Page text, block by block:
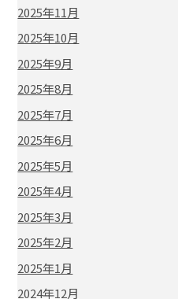
2025年11月
2025年10月
2025年9月
2025年8月
2025年7月
2025年6月
2025年5月
2025年4月
2025年3月
2025年2月
2025年1月
2024年12月